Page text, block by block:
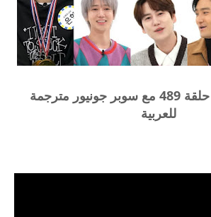
Weekly Idol حلقة 489 مع سوبر جونيور مترجمة
للعربية